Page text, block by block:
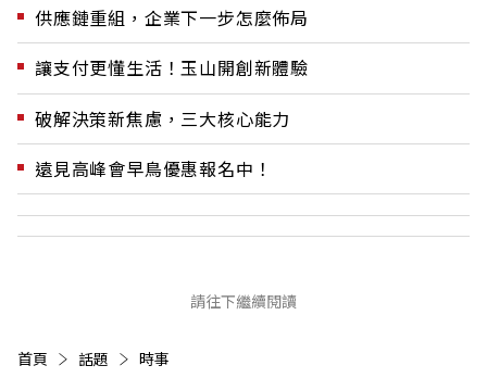
供應鏈重組，企業下一步怎麼佈局
讓支付更懂生活！玉山開創新體驗
破解決策新焦慮，三大核心能力
遠見高峰會早鳥優惠報名中！
請往下繼續閱讀
首頁 話題 時事